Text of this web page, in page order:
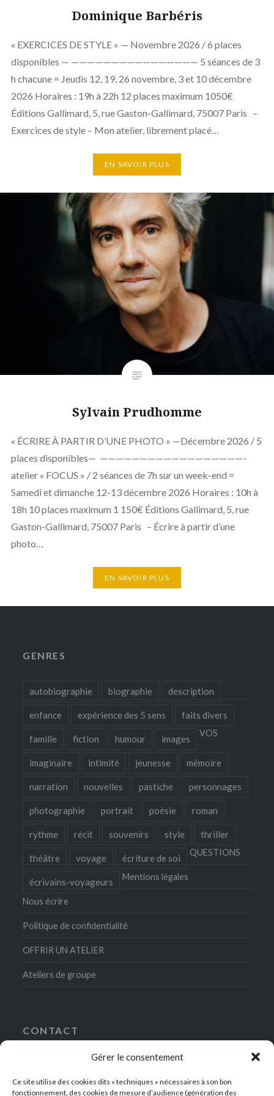
Gérer le consentement
Ce site utilise des cookies dits « techniques » nécessaires à son bon
fonctionnement, des cookies de mesure d’audience (génération des
Dominique Barbéris
« EXERCICES DE STYLE » — Novembre 2026 / 6 places
disponibles — ———————————————— 5 séances de 3
h chacune = Jeudis 12, 19, 26 novembre, 3 et 10 décembre
2026 Horaires : 19h à 22h 12 places maximum 1050€
Éditions Gallimard, 5, rue Gaston-Gallimard, 75007 Paris –
Exercices de style – Mon atelier, librement placé…
EN SAVOIR PLUS
Sylvain Prudhomme
« ÉCRIRE À PARTIR D’UNE PHOTO » —Décembre 2026 / 5
places disponibles— ——————————————————-
atelier « FOCUS » / 2 séances de 7h sur un week-end =
Samedi et dimanche 12-13 décembre 2026 Horaires : 10h à
18h 10 places maximum 1 150€ Éditions Gallimard, 5, rue
Gaston-Gallimard, 75007 Paris – Écrire à partir d’une
photo…
EN SAVOIR PLUS
GENRES
autobiographie biographie description
enfance expérience des 5 sens faits divers
famille fiction humour images
imaginaire intimité jeunesse mémoire
narration nouvelles pastiche personnages
photographie portrait poésie roman
rythme récit souvenirs style thriller
théâtre voyage écriture de soi
écrivains-voyageurs
VOS
QUESTIONS
Mentions légales
Nous écrire
Politique de confidentialité
OFFRIR UN ATELIER
Ateliers de groupe
CONTACT
5, rue Gaston-Gallimard
+33(0)1-49-54-42-00